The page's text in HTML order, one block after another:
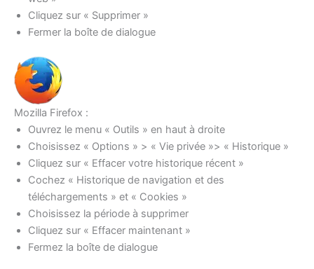
Cliquez sur « Supprimer »
Fermer la boîte de dialogue
Mozilla Firefox :
Ouvrez le menu « Outils » en haut à droite
Choisissez « Options » > « Vie privée »> « Historique »
Cliquez sur « Effacer votre historique récent »
Cochez « Historique de navigation et des
téléchargements » et « Cookies »
Choisissez la période à supprimer
Cliquez sur « Effacer maintenant »
Fermez la boîte de dialogue